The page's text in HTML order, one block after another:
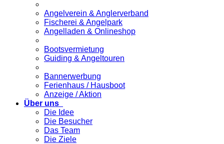
Angelverein & Anglerverband
Fischerei & Angelpark
Angelladen & Onlineshop
Bootsvermietung
Guiding & Angeltouren
Bannerwerbung
Ferienhaus / Hausboot
Anzeige / Aktion
Über uns
Die Idee
Die Besucher
Das Team
Die Ziele